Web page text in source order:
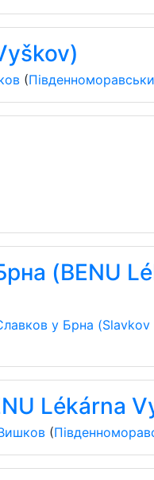
(
(BENU
у Брна (Slavkov
Lékárna
(